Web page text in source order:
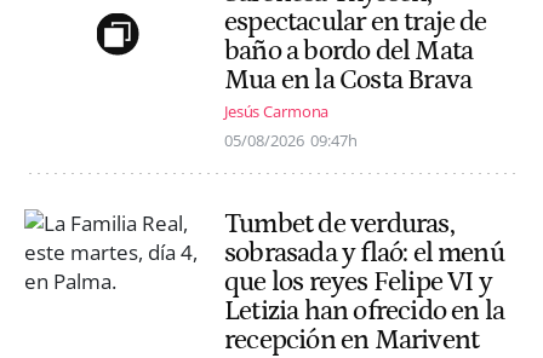
espectacular en traje de
baño a bordo del Mata
Mua en la Costa Brava
Jesús Carmona
05/08/2026 09:47h
Tumbet de verduras,
sobrasada y flaó: el menú
que los reyes Felipe VI y
Letizia han ofrecido en la
recepción en Marivent